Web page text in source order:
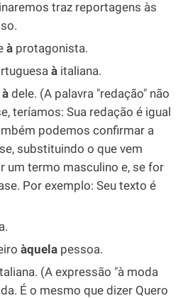
traz reportagens às
à protagonista.
à italiana.
à dele. (A palavra "redação" não
teríamos: Sua redação é igual
podemos confirmar a
substituindo o que vem
um termo masculino e, se for
Por exemplo: Seu texto é
àquela pessoa.
(A expressão "à moda
É o mesmo que dizer Quero